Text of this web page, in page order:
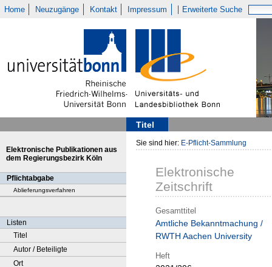
Home Neuzugänge Kontakt Impressum Erweiterte Suche
Titel
Elektronische Publikationen aus
dem Regierungsbezirk Köln
Pflichtabgabe
Ablieferungsverfahren
Listen
Titel
Autor / Beteiligte
Ort
Sie sind hier: E-Pflicht-Sammlung
Elektronische
Zeitschrift
Gesamttitel
Amtliche Bekanntmachung /
RWTH Aachen University
Heft